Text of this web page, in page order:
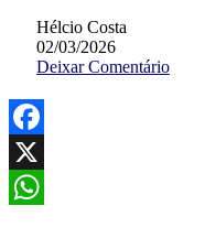
Hélcio Costa
02/03/2026
Deixar Comentário
Facebook
X